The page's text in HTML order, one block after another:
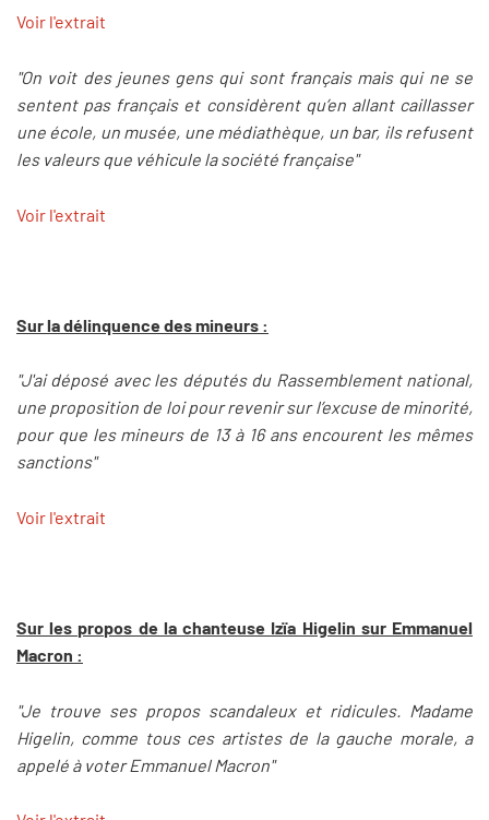
Voir l'extrait
"On voit des jeunes gens qui sont français mais qui ne se
sentent pas français et considèrent qu’en allant caillasser
une école, un musée, une médiathèque, un bar, ils refusent
les valeurs que véhicule la société française"
Voir l'extrait
Sur la délinquence des mineurs :
"J'ai déposé avec les députés du Rassemblement national,
une proposition de loi pour revenir sur l’excuse de minorité,
pour que les mineurs de 13 à 16 ans encourent les mêmes
sanctions"
Voir l'extrait
Sur les propos de la chanteuse Izïa Higelin sur Emmanuel
Macron :
"Je trouve ses propos scandaleux et ridicules. Madame
Higelin, comme tous ces artistes de la gauche morale, a
appelé à voter Emmanuel Macron"